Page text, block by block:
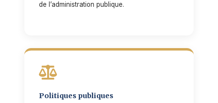
de l’administration publique.
Politiques publiques